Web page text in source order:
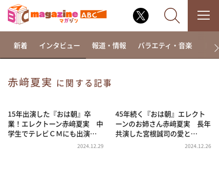
相席食堂
これ余談なんですけど・・・
～人生密着トークバラエティ！～ やすとものいたっ
新着 インタビュー 報道・情報 バラエティ・音楽 ド
赤﨑夏実 に関する記事
15年出演した『おは朝』卒
業！エレクトーン赤﨑夏実 中
学生でテレビＣＭにも出演…
2024.12.29
45年続く『おは朝』エレクト
ーンのお姉さん赤﨑夏実 長年
共演した宮根誠司の愛と…
2024.12.26